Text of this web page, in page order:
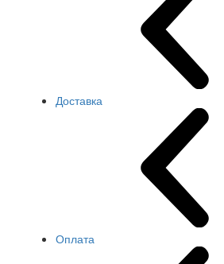
Доставка
Оплата